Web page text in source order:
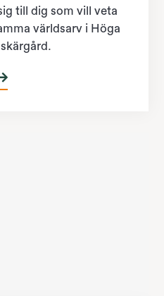
till dig som vill veta
världsarv i Höga